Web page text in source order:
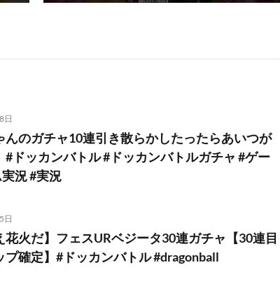
日
んのガチャ10連引き散らかしたったらあいつが
#ドッカンバトル #ドッカンバトルガチャ #ゲー
況 #実況
日
花火だ】フェスURベジータ30連ガチャ【30連目
プ確定】#ドッカンバトル #dragonball